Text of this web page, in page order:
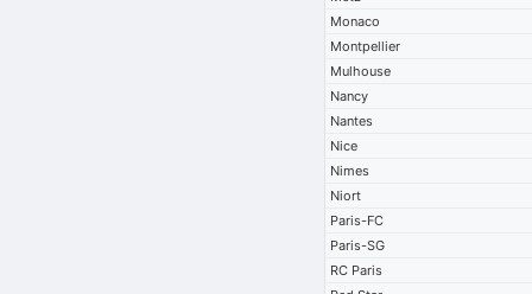
Monaco
Montpellier
Mulhouse
Nancy
Nantes
Nice
Nimes
Niort
Paris-FC
Paris-SG
RC Paris